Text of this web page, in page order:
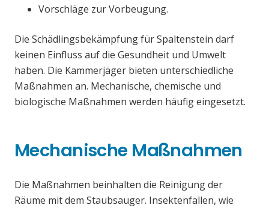
Vorschläge zur Vorbeugung.
Die Schädlingsbekämpfung für Spaltenstein darf
keinen Einfluss auf die Gesundheit und Umwelt
haben. Die Kammerjäger bieten unterschiedliche
Maßnahmen an. Mechanische, chemische und
biologische Maßnahmen werden häufig eingesetzt.
Mechanische Maßnahmen
Die Maßnahmen beinhalten die Reinigung der
Räume mit dem Staubsauger. Insektenfallen, wie